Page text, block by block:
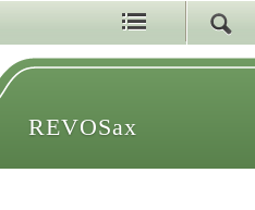
REVOSax